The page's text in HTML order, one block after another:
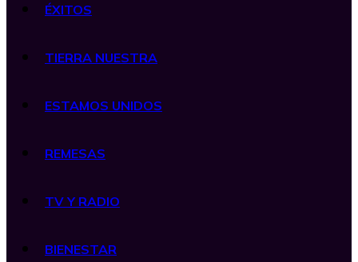
ÉXITOS
TIERRA NUESTRA
ESTAMOS UNIDOS
REMESAS
TV Y RADIO
BIENESTAR